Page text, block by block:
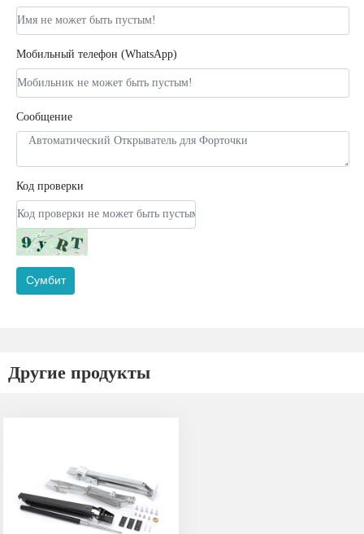
Мобильный телефон (WhatsApp)
Сообщение
Код проверки
Сумбит
Другие продукты